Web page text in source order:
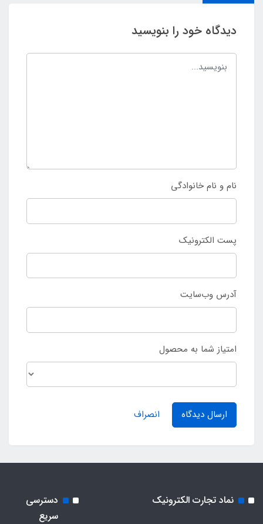
دیدگاه خود را بنویسید
نام و نام خانوادگی
پست الکترونیک
آدرس وب‌سایت
امتیاز شما به محصول
ارسال دیدگاه انصراف
نماد تجارت الکترونیک
دسترسی
سریع